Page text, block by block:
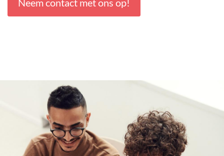
Neem contact met ons op!